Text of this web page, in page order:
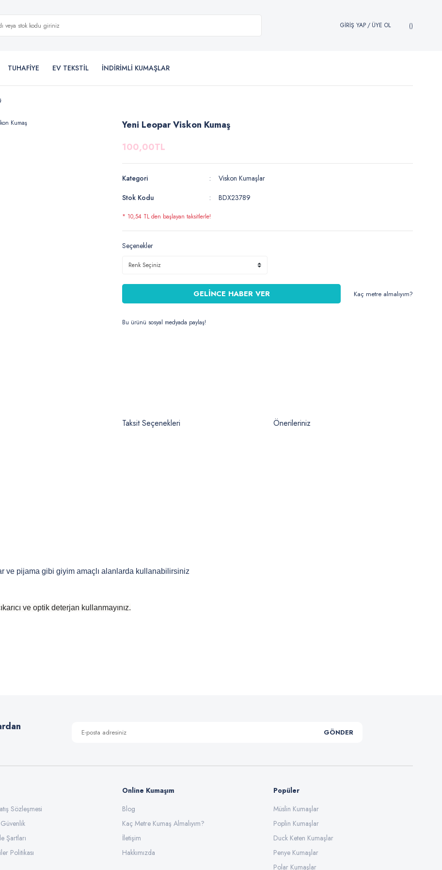
GİRİŞ YAP/ ÜYE OL
TUHAFİYE EV TEKSTİL İNDİRİMLİ KUMAŞLAR
Yeni Leopar Viskon Kumaş
100,00TL
Kategori
Viskon Kumaşlar
Stok Kodu
BDX23789
* 10,54 TL den başlayan taksitlerle!
Seçenekler
GELİNCE HABER VER Kaç metre almalıyım?
Bu ürünü sosyal medyada paylaş!
Taksit Seçenekleri Önerileriniz
ve pijama gibi giyim amaçlı alanlarda kullanabilirsiniz
ve optik deterjan kullanmayınız.
Gönder
GÖNDER
Sözleşmesi
Şartları
Politikası
Online Kumaşım
Blog
Kaç Metre Kumaş Almalıyım?
İletişim
Hakkımızda
Popüler
Müslin Kumaşlar
Poplin Kumaşlar
Duck Keten Kumaşlar
Penye Kumaşlar
Polar Kumaşlar